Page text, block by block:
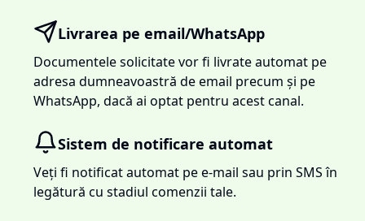
Livrarea pe email/WhatsApp
Documentele solicitate vor fi livrate automat pe
adresa dumneavoastră de email precum și pe
WhatsApp, dacă ai optat pentru acest canal.
Sistem de notificare automat
Veți fi notificat automat pe e-mail sau prin SMS în
legătură cu stadiul comenzii tale.